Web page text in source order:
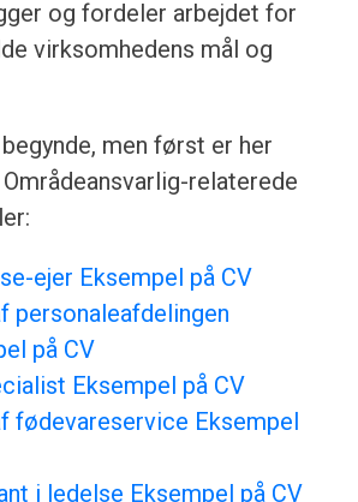
og fordeler arbejdet for
virksomhedens mål og
men først er her
relaterede
ejer Eksempel på CV
personaleafdelingen
på CV
Eksempel på CV
fødevareservice Eksempel
i ledelse Eksempel på CV